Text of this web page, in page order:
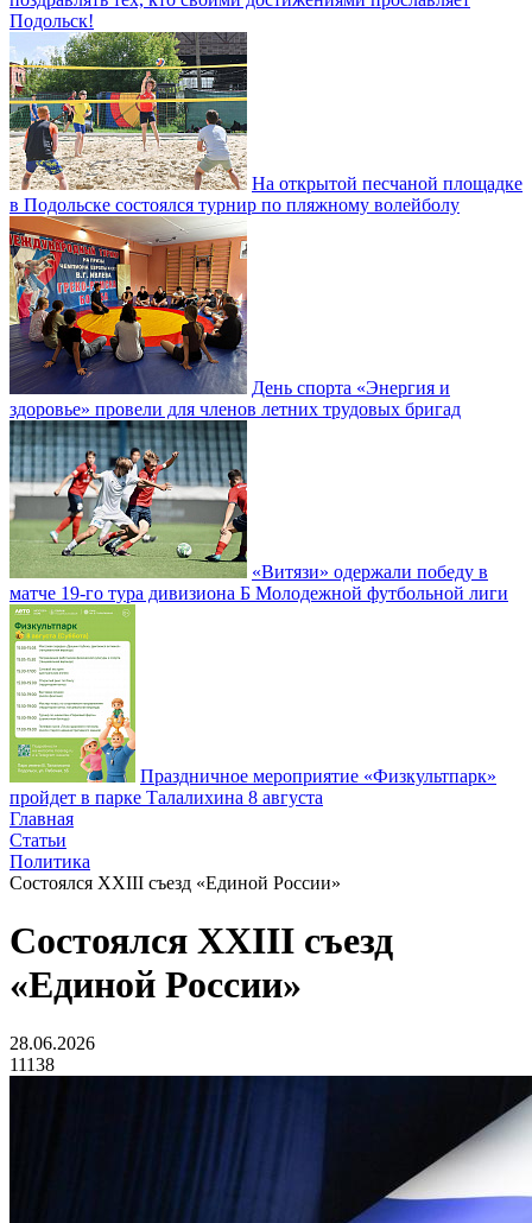
Подольск!
На открытой песчаной площадке
в Подольске состоялся турнир по пляжному волейболу
День спорта «Энергия и
здоровье» провели для членов летних трудовых бригад
«Витязи» одержали победу в
матче 19-го тура дивизиона Б Молодежной футбольной лиги
Праздничное мероприятие «Физкультпарк»
пройдет в парке Талалихина 8 августа
Главная
Статьи
Политика
Состоялся XXIII съезд «Единой России»
Состоялся XXIII съезд
«Единой России»
28.06.2026
11138